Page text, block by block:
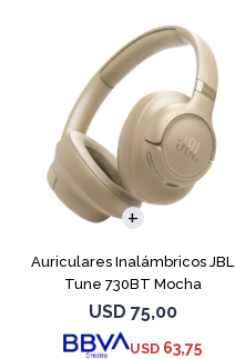
Auriculares Inalámbricos JBL
Tune 730BT Mocha
USD 75,00
USD 63,75